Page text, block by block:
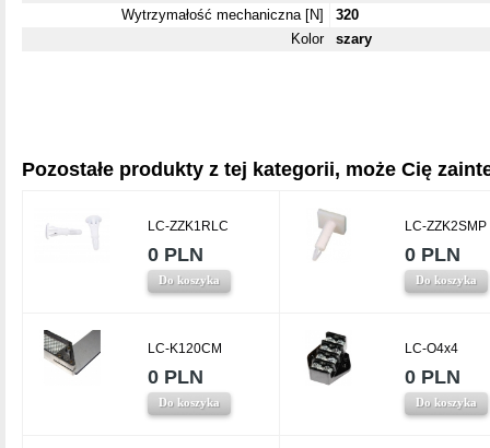
Wytrzymałość mechaniczna [N]
320
Kolor
szary
Pozostałe produkty z tej kategorii, może Cię
LC-ZZK1RLC
0 PLN
Do koszyka
LC-ZZK2SMP
0 PLN
Do koszyka
LC-K120CM
0 PLN
Do koszyka
LC-O4x4
0 PLN
Do koszyka